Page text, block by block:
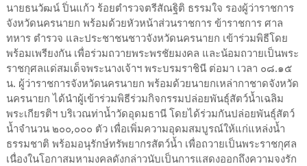
นายธนวัฒน์ ปิ่นแก้ว ร้อยตำรวจตรีสัณฐิติ ธรรมใจ รองผู้ว่าราชการ
จังหวัดนครนายก พร้อมด้วยหัวหน้าส่วนราชการ ข้าราชการ ศาล
ทหาร ตำรวจ และประชาชนชาวจังหวัดนครนายก เข้าร่วมพิธีโดย
พร้อมเพรียงกัน เพื่อร่วมถวายพระพรชัยมงคล และน้อมถวายเป็นพระ
ราชกุศลแด่สมเด็จพระนางเจ้าฯ พระบรมราชินี ต่อมา เวลา ๐๘.๑๕
น. ผู้ว่าราชการจังหวัดนครนายก พร้อมด้วยนายกเหล่ากาชาดจังหวัด
นครนายก ได้นำผู้เข้าร่วมพิธีร่วมกิจกรรมปล่อยพันธุ์สัตว์น้ำเฉลิม
พระเกียรติฯ บริเวณท่าน้ำวัดอุดมธานี โดยได้ร่วมกันปล่อยพันธุ์สัตว์
น้ำจำนวน ๒๐๐,๐๐๐ ตัว เพื่อเพิ่มความอุดมสมบูรณ์ให้แก่แหล่งน้ำ
ธรรมชาติ พร้อมอนุรักษ์ทรัพยากรสัตว์น้ำ เพื่อถวายเป็นพระราชกุศล
เนื่องในโอกาสมหามงคลดังกล่าวนับเป็นการแสดงออกถึงความจงรัก